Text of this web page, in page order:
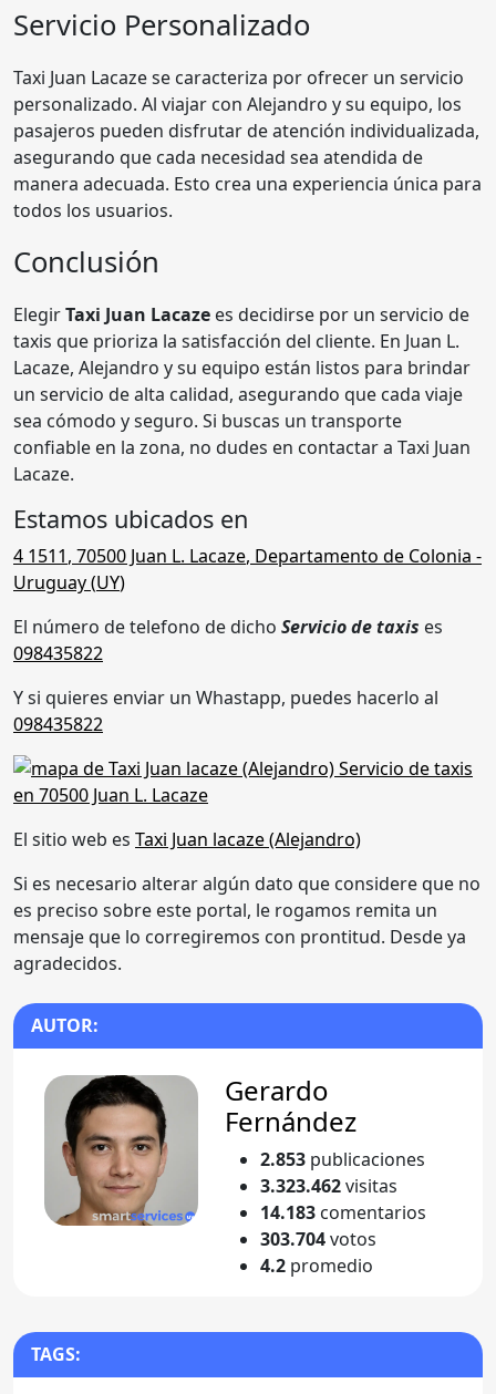
Servicio Personalizado
Taxi Juan Lacaze se caracteriza por ofrecer un servicio
personalizado. Al viajar con Alejandro y su equipo, los
pasajeros pueden disfrutar de atención individualizada,
asegurando que cada necesidad sea atendida de
manera adecuada. Esto crea una experiencia única para
todos los usuarios.
Conclusión
ElegirTaxi Juan Lacaze es decidirse por un servicio de
taxis que prioriza la satisfacción del cliente. En Juan L.
Lacaze, Alejandro y su equipo están listos para brindar
un servicio de alta calidad, asegurando que cada viaje
sea cómodo y seguro. Si buscas un transporte
confiable en la zona, no dudes en contactar a Taxi Juan
Lacaze.
Estamos ubicados en
4 1511, 70500 Juan L. Lacaze, Departamento de Colonia -
Uruguay (UY)
El número de telefono de dicho Servicio de taxis es
098435822
Y si quieres enviar un Whastapp, puedes hacerlo al
098435822
El sitio web es Taxi Juan lacaze (Alejandro)
Si es necesario alterar algún dato que considere que no
es preciso sobre este portal, le rogamos remita un
mensaje que lo corregiremos con prontitud. Desde ya
agradecidos.
AUTOR:
Gerardo
Fernández
2.853 publicaciones
3.323.462visitas
14.183 comentarios
303.704votos
4.2 promedio
TAGS: